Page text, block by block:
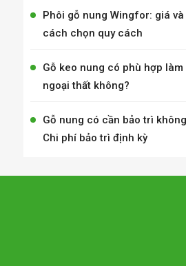
Phôi gỗ nung Wingfor: giá và
cách chọn quy cách
Gỗ keo nung có phù hợp làm
ngoại thất không?
Gỗ nung có cần bảo trì
Chi phí bảo trì định kỳ